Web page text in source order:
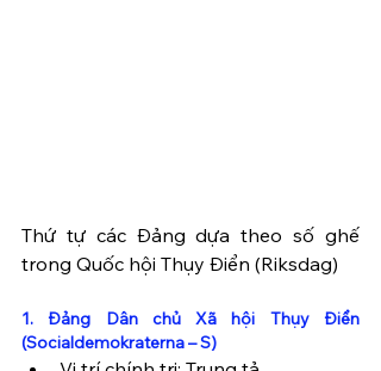
Thứ tự các Đảng dựa theo số ghế
trong Quốc hội Thụy Điển (Riksdag)
1. Đảng Dân chủ Xã hội Thụy Điển
(Socialdemokraterna – S)